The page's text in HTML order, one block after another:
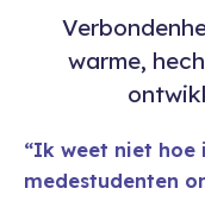
warme,
Ik weet niet hoe
medestudenten